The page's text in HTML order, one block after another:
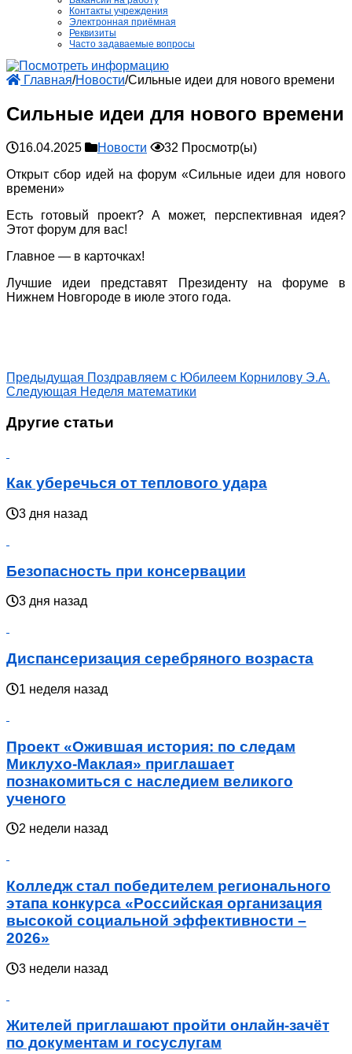
Контакты учреждения
Электронная приёмная
Реквизиты
Часто задаваемые вопросы
Главная/Новости/Сильные идеи для нового времени
Сильные идеи для нового времени
16.04.2025 Новости
32 Просмотр(ы)
Открыт сбор идей на форум «Сильные идеи для нового
времени»
Есть готовый проект? А может, перспективная идея?
Этот форум для вас!
Главное — в карточках!
Лучшие идеи представят Президенту на форуме в
Нижнем Новгороде в июле этого года.
Предыдущая Поздравляем с Юбилеем Корнилову Э.А.
Следующая Неделя математики
Другие статьи
Как уберечься от теплового удара
3 дня назад
Безопасность при консервации
3 дня назад
Диспансеризация серебряного возраста
1 неделя назад
Проект «Ожившая история: по следам
Миклухо-Маклая» приглашает
познакомиться с наследием великого
ученого
2 недели назад
Колледж стал победителем регионального
этапа конкурса «Российская организация
высокой социальной эффективности –
2026»
3 недели назад
Жителей приглашают пройти онлайн-зачёт
по документам и госуслугам